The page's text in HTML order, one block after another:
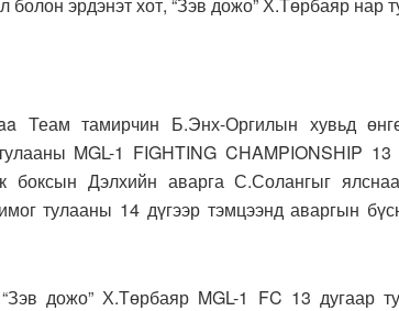
Теам тамирчин Б.Энх-Оргилын хувьд
MGL-1 FIGHTING CHAMPIONSHIP
боксын Дэлхийн аварга С.Солангыг
тулааны 14 дүгээр тэмцээнд аваргын
дожо” Х.Төрбаяр MGL-1 FC 13 дугаар